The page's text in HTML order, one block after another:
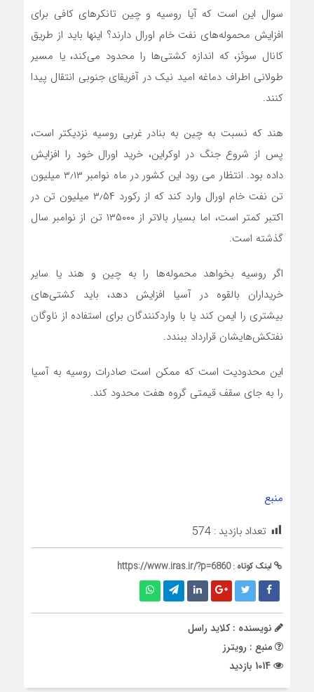
سوال این است که آیا روسیه و چین تانکرهای کافی برای
افزایش محموله‌های نفت خام اورال دارند؟ اینها باید از طریق
کانال سوئز، که اندازه کشتی‌ها را محدود می‌کند، یا مسیر
طولانی اطراف دماغه امید نیک در آفریقای جنوبی انتقال پیدا
کنند.
هند که نسبت به چین به بنادر غربی روسیه نزدیکتر است،
پس از شروع جنگ در اوکراین، خرید اورال خود را افزایش
داده بود. انتظار می رود این کشور در ماه نوامبر ۳٫۱۳ میلیون
تن نفت خام اورال وارد کند که از رکورد ۳٫۵۴ میلیون تن در
اکتبر کمتر است، اما بسیار بالاتر از ۱۳۵۰۰۰ تن از نوامبر سال
گذشته است.
اگر روسیه بخواهد محموله‌ها را به چین و هند یا سایر
خریداران بالقوه در آسیا افزایش دهد، باید کشتی‌های
بیشتری را ایمن کند یا با واردکنندگان برای استفاده از ناوگان
نفتکش‌هایشان قرارداد ببندد.
این محدودیت است که ممکن است صادرات روسیه به آسیا
را به جای سقف قیمتی گروه هفت محدود کند.
منبع
تعداد بازدید : 574
لینک کوتاه :https://www.iras.ir/?p=6860
نویسنده : کلاید راسل
منبع : رویترز